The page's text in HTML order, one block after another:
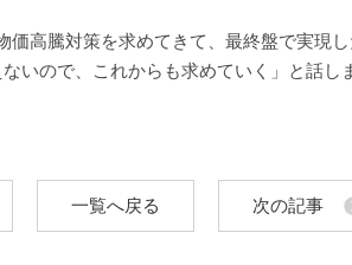
高騰対策を求めてきて、最終盤で実現
いので、これからも求めていく」と話し
一覧へ戻る 次の記事